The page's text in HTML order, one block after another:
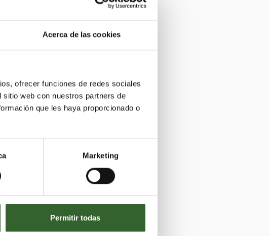
Acerca de las cookies
ofrecer funciones de redes sociales
web con nuestros partners de
que les haya proporcionado o
Marketing
Permitir todas